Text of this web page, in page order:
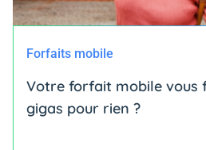
Forfaits mobile
Votre forfait mobile vous
gigas pour rien ?